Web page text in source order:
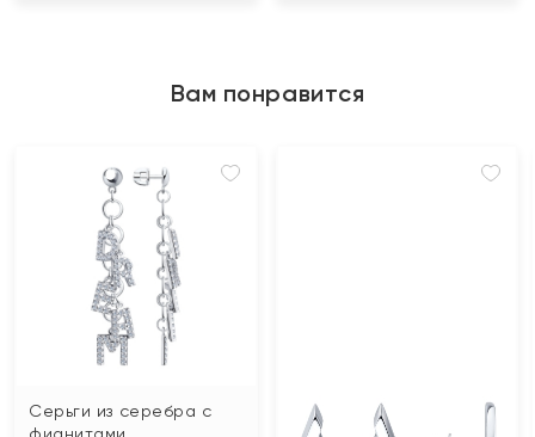
Вам понравится
Серьги из серебра с
фианитами